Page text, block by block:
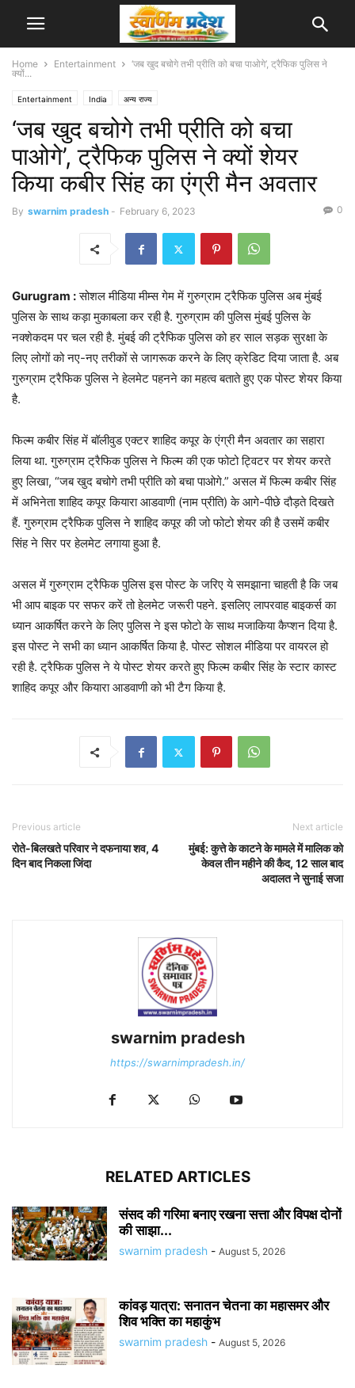
Home Entertainment
‘जब खुद बचोगे तभी प्रीति को बचा पाओगे’, ट्रैफिक पुलिस ने
क्यों...
Entertainment India अन्य राज्य
‘जब खुद बचोगे तभी प्रीति को बचा
पाओगे’, ट्रैफिक पुलिस ने क्यों शेयर
किया कबीर सिंह का एंग्री मैन अवतार
By swarnim pradesh - February 6, 2023 0
Gurugram :सोशल मीडिया मीम्स गेम में गुरुग्राम ट्रैफिक पुलिस अब मुंबई
पुलिस के साथ कड़ा मुकाबला कर रही है. गुरुग्राम की पुलिस मुंबई पुलिस के
नक्शेकदम पर चल रही है. मुंबई की ट्रैफिक पुलिस को हर साल सड़क सुरक्षा के
लिए लोगों को नए-नए तरीकों से जागरूक करने के लिए क्रेडिट दिया जाता है. अब
गुरुग्राम ट्रैफिक पुलिस ने हेलमेट पहनने का महत्व बताते हुए एक पोस्ट शेयर किया
है.
फिल्म कबीर सिंह में बॉलीवुड एक्टर शाहिद कपूर के एंग्री मैन अवतार का सहारा
लिया था. गुरुग्राम ट्रैफिक पुलिस ने फिल्म की एक फोटो ट्विटर पर शेयर करते
हुए लिखा, “जब खुद बचोगे तभी प्रीति को बचा पाओगे.” असल में फिल्म कबीर सिंह
में अभिनेता शाहिद कपूर कियारा आडवाणी (नाम प्रीति) के आगे-पीछे दौड़ते दिखते
हैं. गुरुग्राम ट्रैफिक पुलिस ने शाहिद कपूर की जो फोटो शेयर की है उसमें कबीर
सिंह ने सिर पर हेलमेट लगाया हुआ है.
असल में गुरुग्राम ट्रैफिक पुलिस इस पोस्ट के जरिए ये समझाना चाहती है कि जब
भी आप बाइक पर सफर करें तो हेलमेट जरूरी पहने. इसलिए लापरवाह बाइकर्स का
ध्यान आकर्षित करने के लिए पुलिस ने इस फोटो के साथ मजाकिया कैप्शन दिया है.
इस पोस्ट ने सभी का ध्यान आकर्षित किया है. पोस्ट सोशल मीडिया पर वायरल हो
रही है. ट्रैफिक पुलिस ने ये पोस्ट शेयर करते हुए फिल्म कबीर सिंह के स्टार कास्ट
शाहिद कपूर और कियारा आडवाणी को भी टैग किया है.
Previous article
रोते-बिलखते परिवार ने दफनाया शव, 4
दिन बाद निकला जिंदा
Next article
मुंबई: कुत्ते के काटने के मामले में मालिक को
केवल तीन महीने की कैद, 12 साल बाद
अदालत ने सुनाई सजा
swarnim pradesh
https://swarnimpradesh.in/
RELATED ARTICLES
संसद की गरिमा बनाए रखना सत्ता और विपक्ष दोनों
की साझा...
swarnim pradesh - August 5, 2026
कांवड़ यात्रा: सनातन चेतना का महासमर और
शिव भक्ति का महाकुंभ
swarnim pradesh - August 5, 2026